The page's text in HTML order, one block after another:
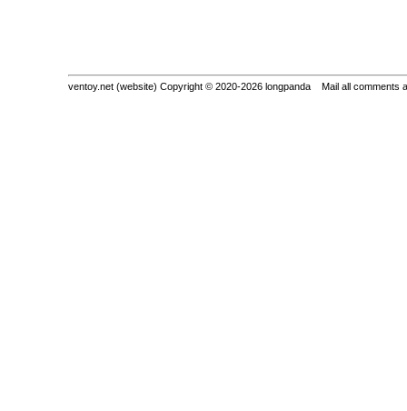
ventoy.net (website) Copyright © 2020-2026 longpanda Mail all comments